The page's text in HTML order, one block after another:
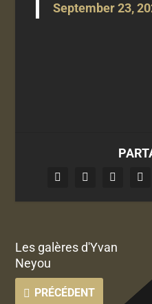
September 23,
Les galères d'Yvan
Neyou
PRÉCÉDENT